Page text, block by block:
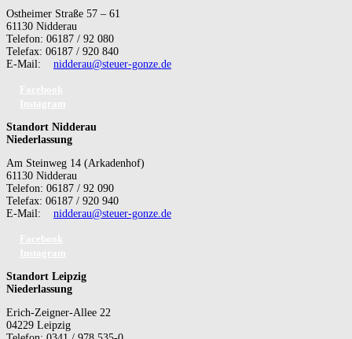
Ostheimer Straße 57 – 61
61130 Nidderau
Telefon: 06187 / 92 080
Telefax: 06187 / 920 840
E-Mail: nidderau@steuer-gonze.de
Standort Nidderau
Niederlassung
Am Steinweg 14 (Arkadenhof)
61130 Nidderau
Telefon: 06187 / 92 090
Telefax: 06187 / 920 940
E-Mail: nidderau@steuer-gonze.de
Standort Leipzig
Niederlassung
Erich-Zeigner-Allee 22
04229 Leipzig